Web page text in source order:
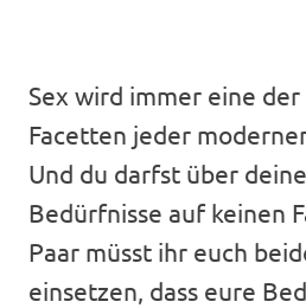
Sex wird immer eine
Facetten jeder
Und du darfst über
Bedürfnisse auf keinen
Paar müsst ihr euch
einsetzen, dass eure